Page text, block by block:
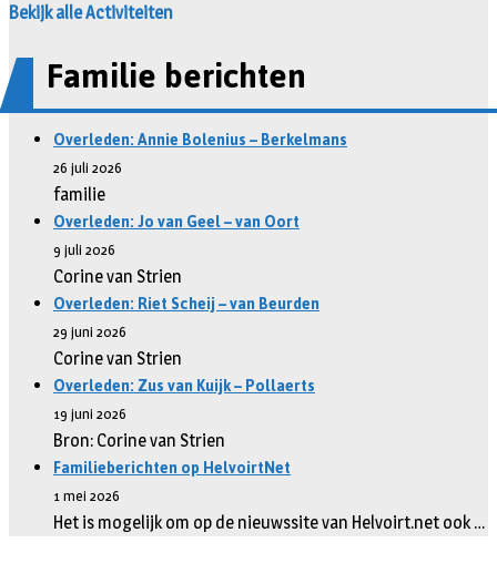
Bekijk alle Activiteiten
Familie berichten
Overleden: Annie Bolenius – Berkelmans
26 juli 2026
familie
Overleden: Jo van Geel – van Oort
9 juli 2026
Corine van Strien
Overleden: Riet Scheij – van Beurden
29 juni 2026
Corine van Strien
Overleden: Zus van Kuijk – Pollaerts
19 juni 2026
Bron: Corine van Strien
Familieberichten op HelvoirtNet
1 mei 2026
Het is mogelijk om op de nieuwssite van Helvoirt.net ook …